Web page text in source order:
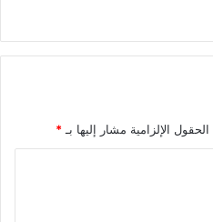
الحقول الإلزامية مشار إليها بـ *